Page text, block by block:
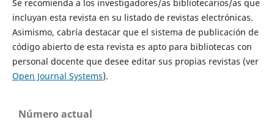
Se recomienda a los investigadores/as bibliotecarios/as que
incluyan esta revista en su listado de revistas electrónicas.
Asimismo, cabría destacar que el sistema de publicación de
código abierto de esta revista es apto para bibliotecas con
personal docente que desee editar sus propias revistas (ver
Open Journal Systems).
Número actual